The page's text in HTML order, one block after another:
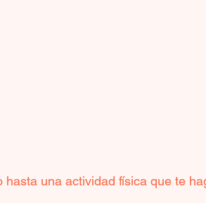
hasta una actividad física que te